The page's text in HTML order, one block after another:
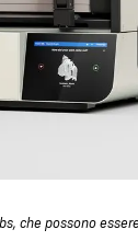
che possono